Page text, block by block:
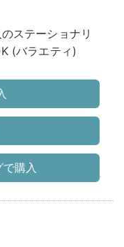
ステーショナリ
(バラエティ)
購入